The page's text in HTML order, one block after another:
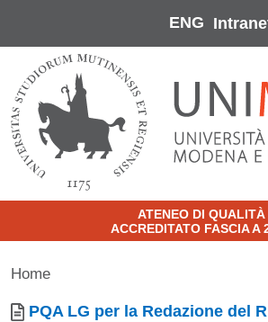
ENG
ATENEO DI QUALITÀ
ACCREDITATO FASCIA A
Home
Documento
PQA LG per la Redazione del